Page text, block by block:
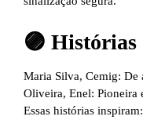
🟣 Histórias
Maria Silva, Cemig: De
Oliveira, Enel: Pioneira
Essas histórias